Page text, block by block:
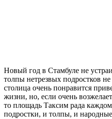
Новый год в Стамбуле не
толпы нетрезвых подростков
столица очень понравится
жизни, но, если очень
то площадь Таксим рада
подростки, и толпы, и народные